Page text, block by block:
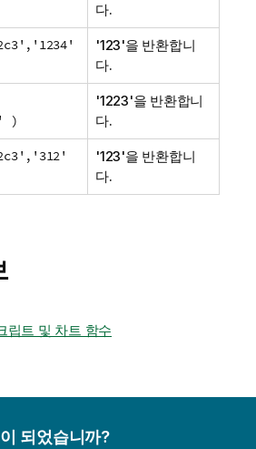
다.
'123'을 반환합니
다.
)
'1223'을 반환합니
다.
'123'을 반환합니
다.
트 및 차트 함수
되었습니까?